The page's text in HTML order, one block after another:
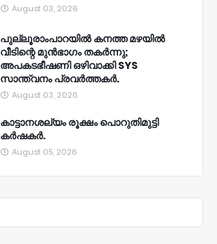
August 03, 2026
പുല്ലൂരാംപാറയിൽ കനത്ത മഴയിൽ
വീടിന്റെ മുൻഭാഗം തകർന്നു;
അപകടഭീഷണി ഒഴിവാക്കി SYS
സാന്ത്വനം പ്രവർത്തകർ.
August 03, 2026
കാട്ടാനശല്യം രൂക്ഷം പൊറുതിമുട്ടി
കർഷകർ.
August 05, 2026